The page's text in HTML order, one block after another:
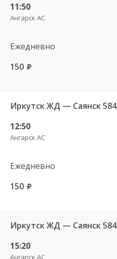
11:50
Ангарск АС
Ежедневно
150 руб.
Иркутск ЖД — Саянск 584
12:50
Ангарск АС
Ежедневно
150 руб.
Иркутск ЖД — Саянск 584
15:20
Ангарск АС